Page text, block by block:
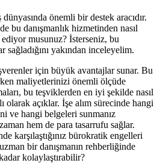
önemli bir destek aracıdır.
bu danışmanlık hizmetinden nasıl
musunuz? İsterseniz, bu
sağladığını yakından inceleyelim.
için büyük avantajlar sunar. Bu
maliyetlerinizi önemli ölçüde
bu teşviklerden en iyi şekilde nasıl
olarak açıklar. İşe alım sürecinde hangi
ve hangi belgeleri sunmanız
hem de para tasarrufu sağlar.
karşılaştığınız bürokratik engelleri
bir danışmanın rehberliğinde
kolaylaştırabilir?